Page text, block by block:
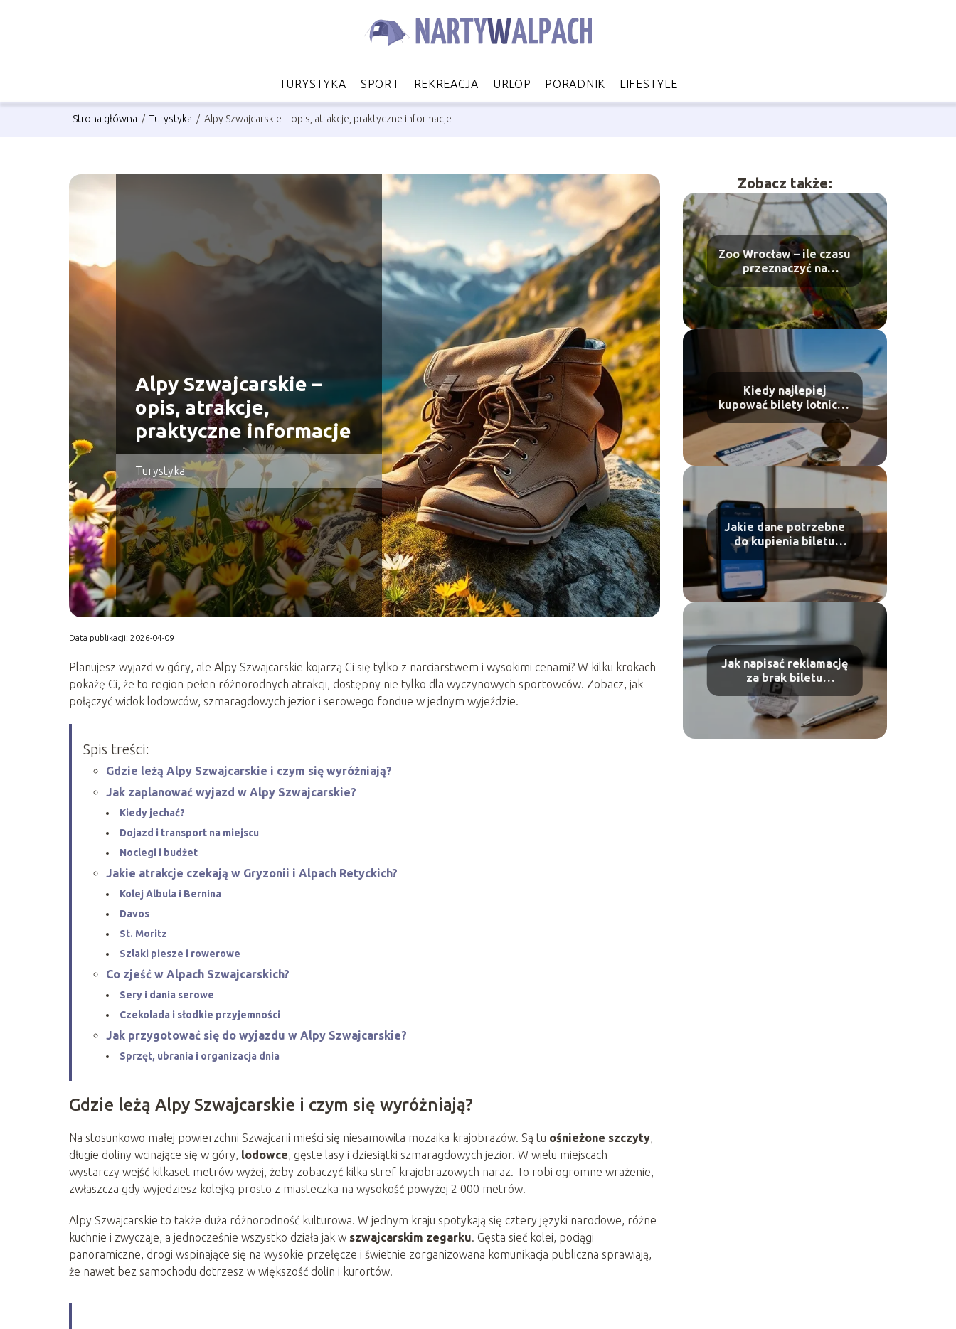
TURYSTYKA SPORT REKREACJA URLOP PORADNIK LIFESTYLE
Strona główna / Turystyka / Alpy Szwajcarskie – opis, atrakcje, praktyczne informacje
Alpy Szwajcarskie –
opis, atrakcje,
praktyczne informacje
Turystyka
Data publikacji: 2026-04-09
Planujesz wyjazd w góry, ale Alpy Szwajcarskie kojarzą Ci się tylko z narciarstwem i wysokimi cenami? W kilku krokach
pokażę Ci, że to region pełen różnorodnych atrakcji, dostępny nie tylko dla wyczynowych sportowców. Zobacz, jak
połączyć widok lodowców, szmaragdowych jezior i serowego fondue w jednym wyjeździe.
Spis treści:
Gdzie leżą Alpy Szwajcarskie i czym się wyróżniają?
Jak zaplanować wyjazd w Alpy Szwajcarskie?
Kiedy jechać?
Dojazd i transport na miejscu
Noclegi i budżet
Jakie atrakcje czekają w Gryzonii i Alpach Retyckich?
Kolej Albula i Bernina
Davos
St. Moritz
Szlaki piesze i rowerowe
Co zjeść w Alpach Szwajcarskich?
Sery i dania serowe
Czekolada i słodkie przyjemności
Jak przygotować się do wyjazdu w Alpy Szwajcarskie?
Sprzęt, ubrania i organizacja dnia
Gdzie leżą Alpy Szwajcarskie i czym się wyróżniają?
Na stosunkowo małej powierzchni Szwajcarii mieści się niesamowita mozaika krajobrazów. Są tu ośnieżone szczyty,
długie doliny wcinające się w góry, lodowce, gęste lasy i dziesiątki szmaragdowych jezior. W wielu miejscach
wystarczy wejść kilkaset metrów wyżej, żeby zobaczyć kilka stref krajobrazowych naraz. To robi ogromne wrażenie,
zwłaszcza gdy wyjedziesz kolejką prosto z miasteczka na wysokość powyżej 2 000 metrów.
Alpy Szwajcarskie to także duża różnorodność kulturowa. W jednym kraju spotykają się cztery języki narodowe, różne
kuchnie i zwyczaje, a jednocześnie wszystko działa jak w szwajcarskim zegarku. Gęsta sieć kolei, pociągi
panoramiczne, drogi wspinające się na wysokie przełęcze i świetnie zorganizowana komunikacja publiczna sprawiają,
że nawet bez samochodu dotrzesz w większość dolin i kurortów.
Zobacz także:
Zoo Wrocław – ile czasu
przeznaczyć na
zwiedzanie?
Kiedy najlepiej
kupować bilety lotnicze
Wizzair?
Jakie dane potrzebne
do kupienia biletu
lotniczego Ryanair?
Jak napisać reklamację
za brak biletu
parkingowego?
Poradnik